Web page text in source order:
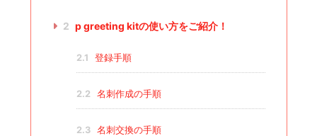
2 p greeting kitの使い方をご紹介！
2.1 登録手順
2.2 名刺作成の手順
2.3 名刺交換の手順